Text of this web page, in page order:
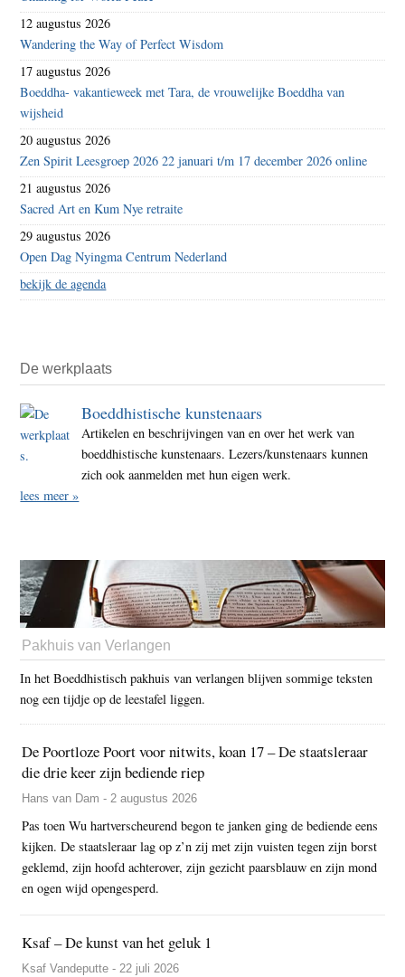
12 augustus 2026
Wandering the Way of Perfect Wisdom
17 augustus 2026
Boeddha- vakantieweek met Tara, de vrouwelijke Boeddha van
wijsheid
20 augustus 2026
Zen Spirit Leesgroep 2026 22 januari t/m 17 december 2026 online
21 augustus 2026
Sacred Art en Kum Nye retraite
29 augustus 2026
Open Dag Nyingma Centrum Nederland
bekijk de agenda
De werkplaats
Boeddhistische kunstenaars
Artikelen en beschrijvingen van en over het werk van
boeddhistische kunstenaars. Lezers/kunstenaars kunnen
zich ook aanmelden met hun eigen werk.
lees meer »
Pakhuis van Verlangen
In het Boeddhistisch pakhuis van verlangen blijven sommige teksten
nog een tijdje op de leestafel liggen.
De Poortloze Poort voor nitwits, koan 17 – De staatsleraar
die drie keer zijn bediende riep
Hans van Dam - 2 augustus 2026
Pas toen Wu hartverscheurend begon te janken ging de bediende eens
kijken. De staatsleraar lag op z’n zij met zijn vuisten tegen zijn borst
geklemd, zijn hoofd achterover, zijn gezicht paarsblauw en zijn mond
en ogen wijd opengesperd.
Ksaf – De kunst van het geluk 1
Ksaf Vandeputte - 22 juli 2026